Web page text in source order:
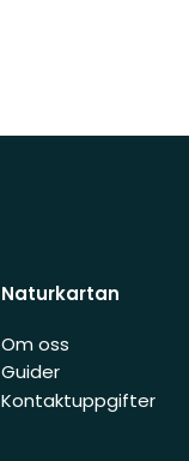
Naturkartan
Om oss
Guider
Kontaktuppgifter